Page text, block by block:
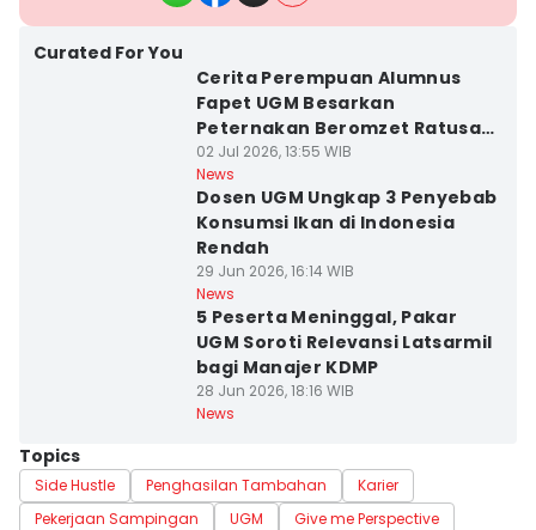
Curated For You
Cerita Perempuan Alumnus
Fapet UGM Besarkan
Peternakan Beromzet Ratusan
Juta
02 Jul 2026, 13:55 WIB
News
Dosen UGM Ungkap 3 Penyebab
Konsumsi Ikan di Indonesia
Rendah
29 Jun 2026, 16:14 WIB
News
5 Peserta Meninggal, Pakar
UGM Soroti Relevansi Latsarmil
bagi Manajer KDMP
28 Jun 2026, 18:16 WIB
News
Topics
Side Hustle Penghasilan Tambahan
Karier
Pekerjaan Sampingan
UGM Give me Perspective